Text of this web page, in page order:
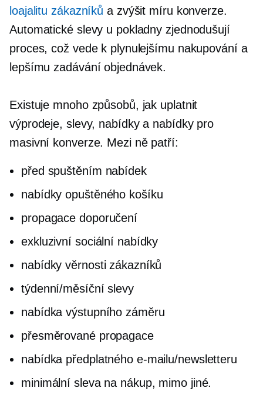
loajalitu zákazníků a zvýšit míru konverze.
Automatické slevy u pokladny zjednodušují
proces, což vede k plynulejšímu nakupování a
lepšímu zadávání objednávek.
Existuje mnoho způsobů, jak uplatnit
výprodeje, slevy, nabídky a nabídky pro
masivní konverze. Mezi ně patří:
před spuštěním nabídek
nabídky opuštěného košíku
propagace doporučení
exkluzivní sociální nabídky
nabídky věrnosti zákazníků
týdenní/měsíční slevy
nabídka výstupního záměru
přesměrované propagace
nabídka předplatného e-mailu/newsletteru
minimální sleva na nákup, mimo jiné.